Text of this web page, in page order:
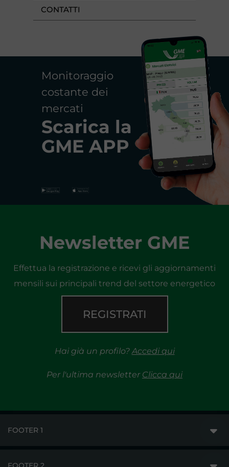
CONTATTI
Monitoraggio
costante dei
mercati
Scarica la
GME APP
Newsletter GME
Effettua la registrazione e ricevi gli aggiornamenti
mensili sui principali trend del settore energetico
REGISTRATI
Hai già un profilo? Accedi qui
Per l'ultima newsletter Clicca qui
FOOTER 1